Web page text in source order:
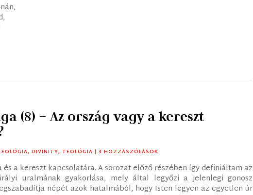
(8) – Az ország vagy a kereszt
,DIVINITY, TEOLÓGIA | 3 HOZZÁSZÓLÁSOK
és a kereszt kapcsolatára. A sorozat előző részében így definiáltam az
uralmának gyakorlása, mely által legyőzi a jelenlegi gonosz
népét azok hatalmából, hogy Isten legyen az egyetlen úr